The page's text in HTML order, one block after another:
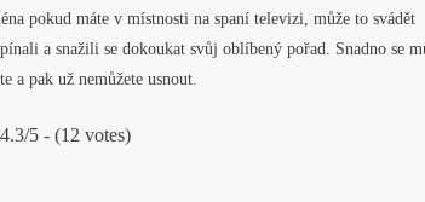
pokud máte v místnosti na spaní televizi, může to svádět
a snažili se dokoukat svůj oblíbený pořad. Snadno se
a pak už nemůžete usnout.
4.3/5 - (12 votes)